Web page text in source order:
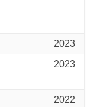
2023
2023
2022